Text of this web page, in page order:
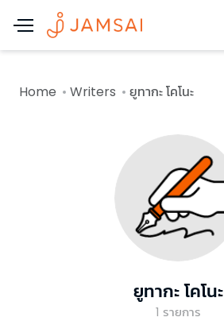
Home Writers ยูทากะ โคโนะ
ยูทากะ โคโนะ
1 รายการ